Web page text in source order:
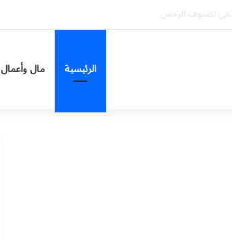
الرئيسية مال وأعمال